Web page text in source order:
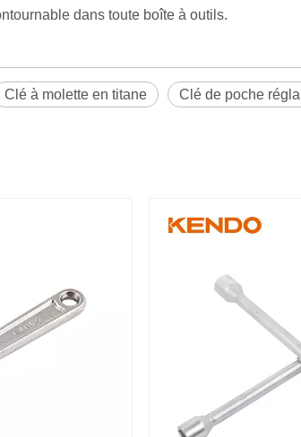
dans toute boîte à outils.
Clé à molette en titane Clé de poche